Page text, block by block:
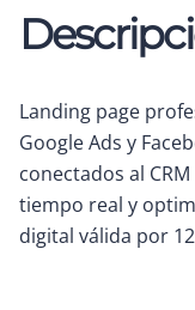
Landing page
Google Ads y
conectados al
tiempo real y
digital válida por